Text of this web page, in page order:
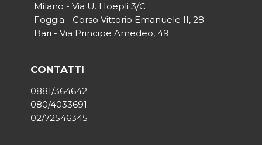
Milano - Via U. Hoepli 3/C
Foggia - Corso Vittorio Emanuele II, 28
Bari - Via Principe Amedeo, 49
CONTATTI
0881/364642
080/4033691
02/72546345